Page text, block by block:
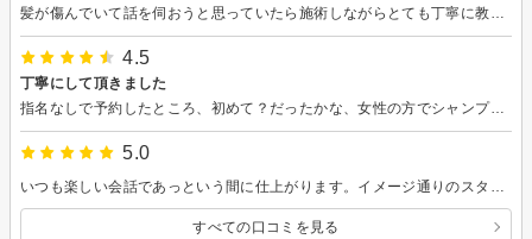
4.5
丁寧にして頂きました
指名なしで予約したところ、初めて？だったかな、女性の方でシャンプー、カットなど全てソフトな感じでとても心地良かったです。丁寧さが伝わりました。 季節の変わり目のせいか、少し寒く感じました。店内が広いせいかな。 ここは車もたくさん停めれるので困ることがないのがいいです。ただあのアスファルトがボコボコになってるのそろそろどうにかなりませんかねー(笑)
5.0
すべての口コミを見る